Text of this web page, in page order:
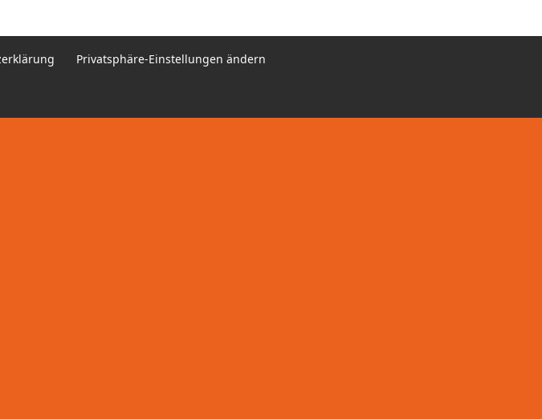
Privatsphäre-Einstellungen ändern